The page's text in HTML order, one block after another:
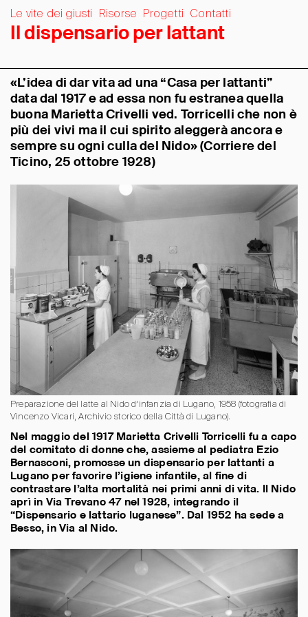
Le vite dei giusti Risorse Progetti Contatti
Il dispensario per lattant
«L’idea di dar vita ad una “Casa per lattanti”
data dal 1917 e ad essa non fu estranea quella
buona Marietta Crivelli ved. Torricelli che non è
più dei vivi ma il cui spirito aleggerà ancora e
sempre su ogni culla del Nido» (Corriere del
Ticino, 25 ottobre 1928)
Preparazione del latte al Nido d’infanzia di Lugano, 1958 (fotografia di
Vincenzo Vicari, Archivio storico della Città di Lugano).
Nel maggio del 1917 Marietta Crivelli Torricelli fu a capo
del comitato di donne che, assieme al pediatra Ezio
Bernasconi, promosse un dispensario per lattanti a
Lugano per favorire l’igiene infantile, al fine di
contrastare l’alta mortalità nei primi anni di vita. Il Nido
aprì in Via Trevano 47 nel 1928, integrando il
“Dispensario e lattario luganese”. Dal 1952 ha sede a
Besso, in Via al Nido.